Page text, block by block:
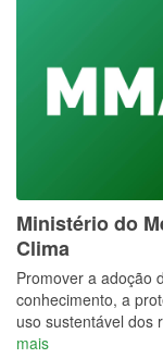
Ministério do
Clima
Promover a adoção
conhecimento, a
uso sustentável dos
mais